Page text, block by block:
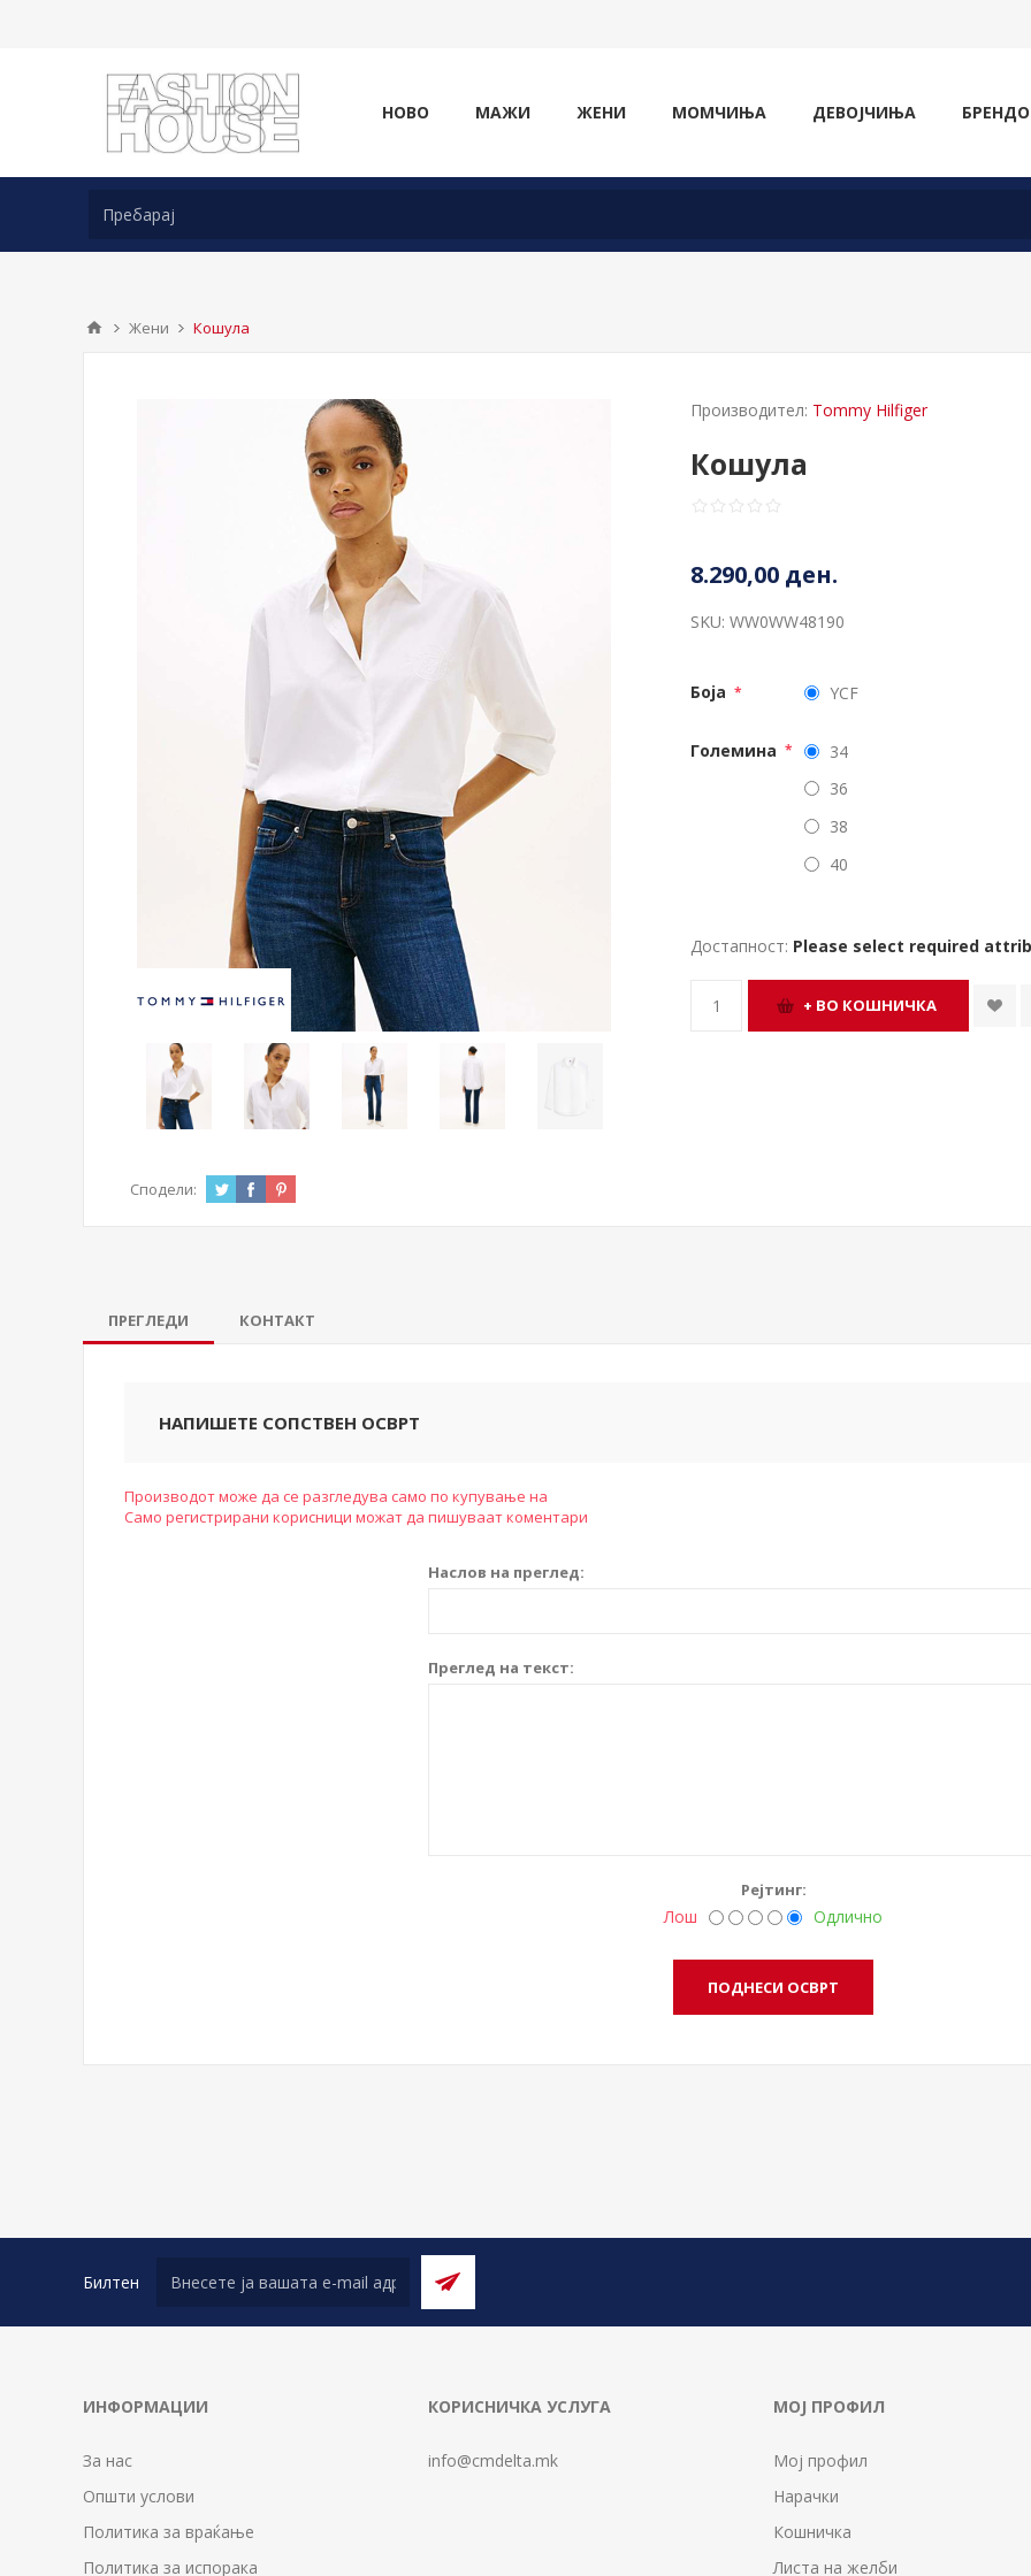
НОВО МАЖИ ЖЕНИ МОМЧИЊА ДЕВОЈЧИЊА
Жени Кошула
Производител: Tommy Hilfiger
Кошула
8.290,00 ден.
SKU: WW0WW48190
Боја * YCF
Големина *
34
36
38
40
Достапност: Please select required
Сподели:
ПРЕГЛЕДИ КОНТАКТ
НАПИШЕТЕ СОПСТВЕН ОСВРТ
Производот може да се разгледува само по купување на
Само регистрирани корисници можат да пишуваат коментари
Наслов на преглед:
Преглед на текст:
Рејтинг:
Лош Одлично
Билтен
ИНФОРМАЦИИ
За нас
Општи услови
Политика за враќање
Политика за испорака
КОРИСНИЧКА УСЛУГА
info@cmdelta.mk
МОЈ ПРОФИЛ
Мој профил
Нарачки
Кошничка
Листа на желби